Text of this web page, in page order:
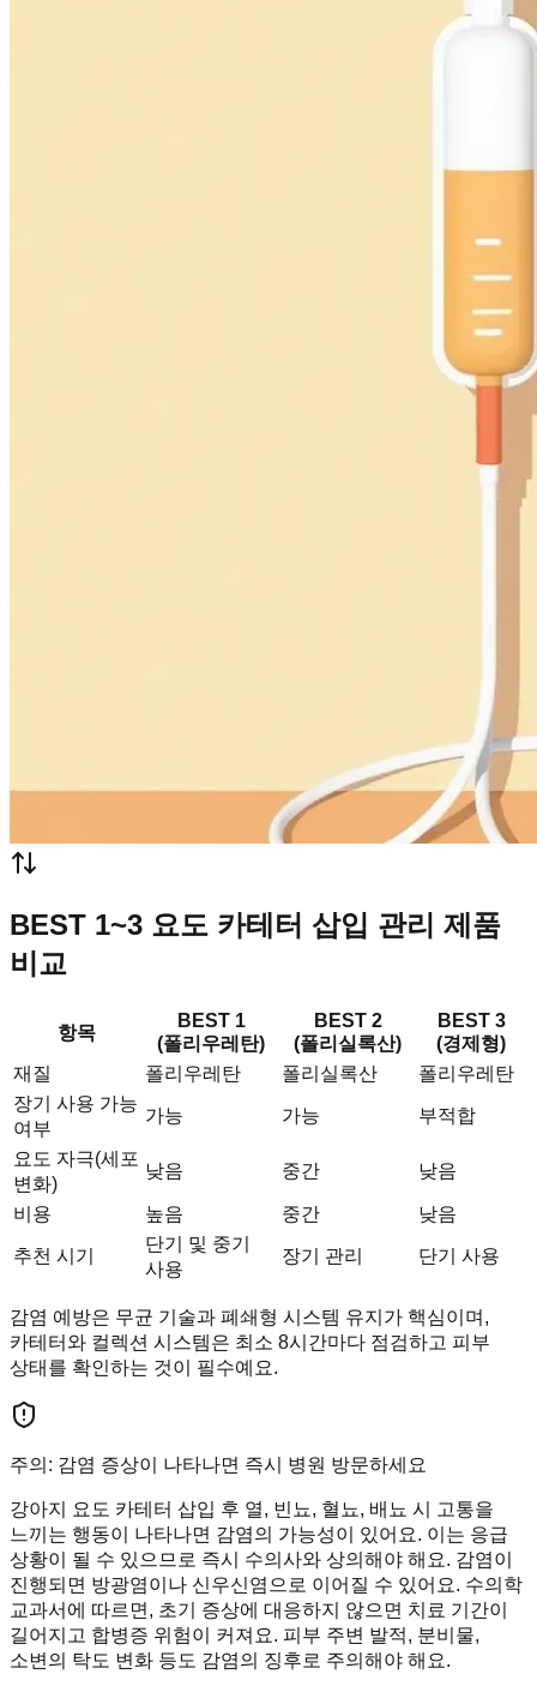
BEST 1~3 요도 카테터 삽입 관리 제품
비교
항목
BEST 1
(폴리우레탄)
BEST 2
(폴리실록산)
BEST 3
(경제형)
재질
폴리우레탄 폴리실록산
폴리우레탄
장기 사용 가능
여부
가능 가능 부적합
요도 자극(세포
변화)
낮음 중간 낮음
비용 높음 중간 낮음
추천 시기
단기 및 중기
사용
장기 관리 단기 사용
감염 예방은 무균 기술과 폐쇄형 시스템 유지가 핵심이며,
카테터와 컬렉션 시스템은 최소 8시간마다 점검하고 피부
상태를 확인하는 것이 필수예요.
주의: 감염 증상이 나타나면 즉시 병원 방문하세요
강아지 요도 카테터 삽입 후 열, 빈뇨, 혈뇨, 배뇨 시 고통을
느끼는 행동이 나타나면 감염의 가능성이 있어요. 이는 응급
상황이 될 수 있으므로 즉시 수의사와 상의해야 해요. 감염이
진행되면 방광염이나 신우신염으로 이어질 수 있어요. 수의학
교과서에 따르면, 초기 증상에 대응하지 않으면 치료 기간이
길어지고 합병증 위험이 커져요. 피부 주변 발적, 분비물,
소변의 탁도 변화 등도 감염의 징후로 주의해야 해요.